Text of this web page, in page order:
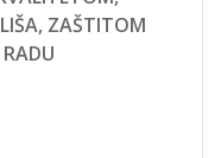
ZAŠTITOM